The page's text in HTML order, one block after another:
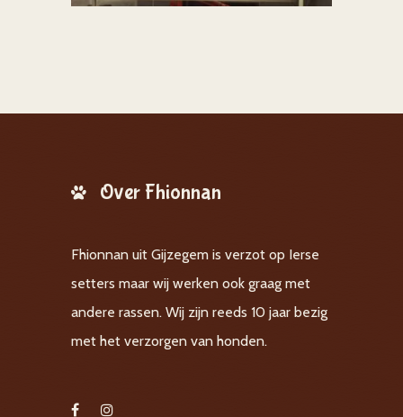
Over Fhionnan
Fhionnan uit Gijzegem is verzot op Ierse
setters maar wij werken ook graag met
andere rassen. Wij zijn reeds 10 jaar bezig
met het verzorgen van honden.